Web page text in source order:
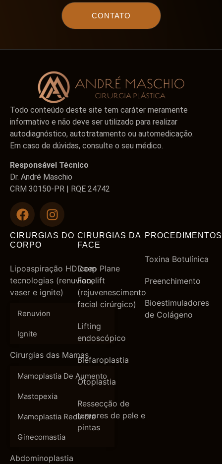
CONTATO
Todo conteúdo deste site tem caráter meramente
informativo e não deve ser utilizado para realizar
autodiagnóstico, autotratamento ou automedicação.
Em caso de dúvidas, consulte o seu médico.
Responsável Técnico
Dr. André Maschio
CRM 30150-PR | RQE 24742
CIRURGIAS DO
CORPO
Lipoaspiração HD com
tecnologias (renuvion,
vaser e ignite)
Renuvion
Ignite
Cirurgias das Mamas
Mamoplastia De Aumento
Mastopexia
Mamoplastia Redutora
Ginecomastia
Abdominoplastia
CIRURGIAS DA
FACE
Deep Plane
Facelift
(rejuvenescimento
facial cirúrgico)
Lifting
endoscópico
Blefaroplastia
Otoplastia
Ressecção de
tumores de pele e
pintas
PROCEDIMENTOS
Toxina Botulínica
Preenchimento
Bioestimuladores
de Colágeno